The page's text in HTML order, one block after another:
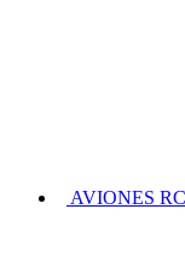
AVIONES RC